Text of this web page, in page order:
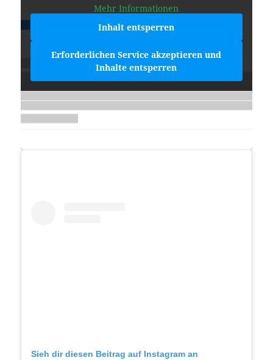
Mehr Informationen
Inhalt entsperren
Erforderlichen Service akzeptieren und
Inhalte entsperren
Sieh dir diesen Beitrag auf Instagram an